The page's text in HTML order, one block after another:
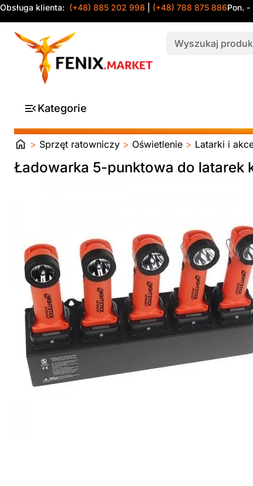
Obsługa klienta: (+48) 885 202 998 (+48) 788 875 886Pon.
Kategorie
Strona
> Sprzęt ratowniczy > Oświetlenie > Latarki i
Ładowarka 5-punktowa do latarek